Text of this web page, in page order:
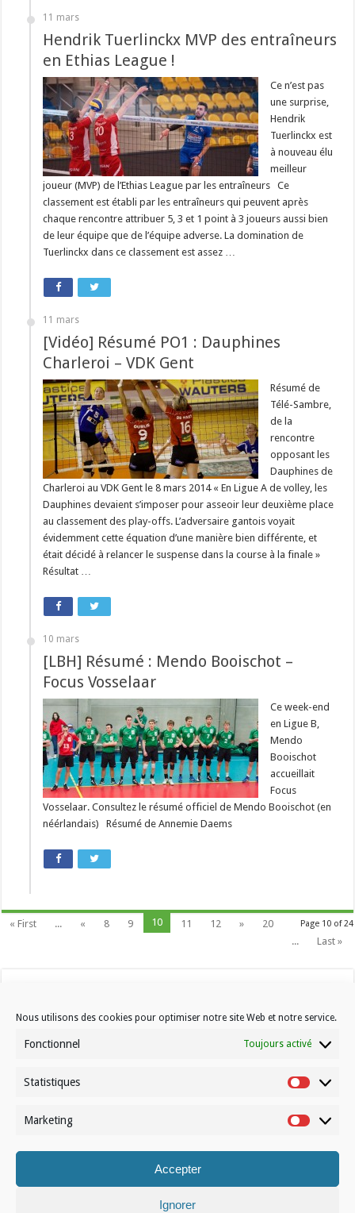
Nous utilisons des cookies pour optimiser notre site Web et notre service.
Fonctionnel Toujours activé
Statistiques
Marketing
Accepter
Ignorer
11 mars
Hendrik Tuerlinckx MVP des entraîneurs
en Ethias League !
Ce n’est pas
une surprise,
Hendrik
Tuerlinckx est
à nouveau élu
meilleur
joueur (MVP) de l’Ethias League par les entraîneurs Ce
classement est établi par les entraîneurs qui peuvent après
chaque rencontre attribuer 5, 3 et 1 point à 3 joueurs aussi bien
de leur équipe que de l’équipe adverse. La domination de
Tuerlinckx dans ce classement est assez …
11 mars
[Vidéo] Résumé PO1 : Dauphines
Charleroi – VDK Gent
Résumé de
Télé-Sambre,
de la
rencontre
opposant les
Dauphines de
Charleroi au VDK Gent le 8 mars 2014 « En Ligue A de volley, les
Dauphines devaient s’imposer pour asseoir leur deuxième place
au classement des play-offs. L’adversaire gantois voyait
évidemment cette équation d’une manière bien différente, et
était décidé à relancer le suspense dans la course à la finale »
Résultat …
10 mars
[LBH] Résumé : Mendo Booischot –
Focus Vosselaar
Ce week-end
en Ligue B,
Mendo
Booischot
accueillait
Focus
Vosselaar. Consultez le résumé officiel de Mendo Booischot (en
néérlandais) Résumé de Annemie Daems
Page 10 of 24
« First ... « 8 9 10 11 12 »
20
...
Last »
Contactez-nous
© Volleynews.be2026
Déclaration de confidentialité